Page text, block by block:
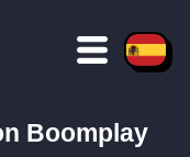
Boomplay